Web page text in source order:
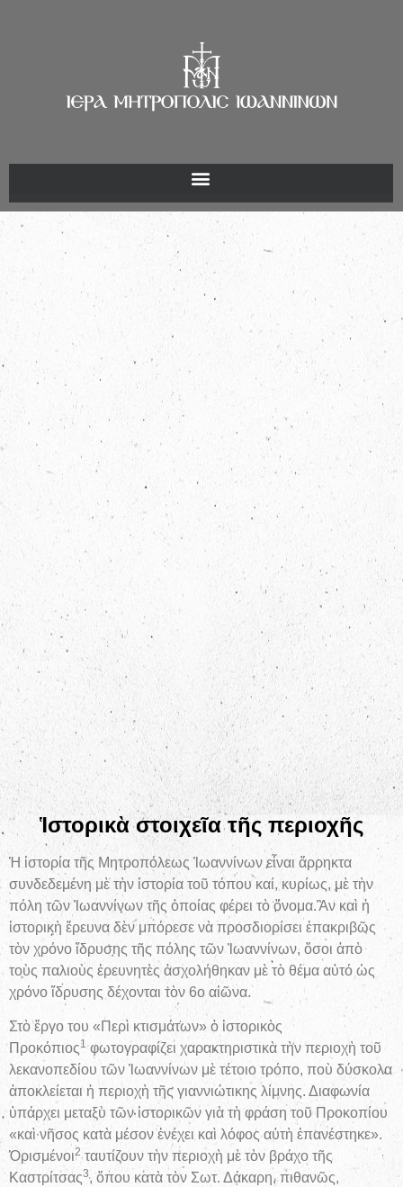
Ἱστορικὰστοιχεῖα τῆς περιοχῆς
Ἡ ἱστορία τῆς Μητροπόλεως Ἰωαννίνων εἶναι ἄρρηκτα
συνδεδεμένη μὲ τὴν ἱστορία τοῦ τόπου καί, κυρίως, μὲ τὴν
πόλη τῶν Ἰωαννίνων τῆς ὁποίας φέρει τὸ ὄνομα.Ἂν καὶ ἡ
ἱστορικὴ ἔρευνα δὲν μπόρεσε νὰ προσδιορίσει ἐπακριβῶς
τὸν χρόνο ἵδρυσης τῆς πόλης τῶν Ἰωαννίνων, ὅσοι ἀπὸ
τοὺς παλιοὺς ἐρευνητὲς ἀσχολήθηκαν μὲ τὸ θέμα αὐτό ὡς
χρόνο ἵδρυσης δέχονται τὸν 6ο αἰῶνα.
Στὸ ἔργο του «Περὶ κτισμάτων» ὁ ἱστορικὸς
Προκόπιος1φωτογραφίζει χαρακτηριστικὰ τὴν περιοχὴ τοῦ
λεκανοπεδίου τῶν Ἰωαννίνων μὲ τέτοιο τρόπο, ποὺ δύσκολα
ἀποκλείεται ἡ περιοχὴ τῆς γιαννιώτικης λίμνης. Διαφωνία
ὑπάρχει μεταξὺ τῶν ἱστορικῶν γιὰ τὴ φράση τοῦ Προκοπίου
«καὶ νῆσος κατὰ μέσον ἐνέχει καὶ λόφος αὐτὴ ἐπανέστηκε».
Ὁρισμένοι2ταυτίζουν τὴν περιοχὴ μὲ τὸν βράχο τῆς
Καστρίτσας3, ὅπου κατὰ τὸν Σωτ. Δάκαρη, πιθανῶς,